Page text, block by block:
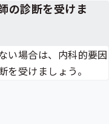
の診断を受けま
い場合は、内科的要因
受けましょう。